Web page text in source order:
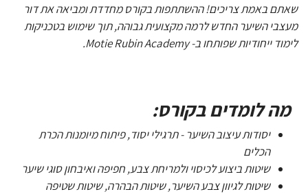
שאתם באמת צריכים! ההשתתפות בקורס מחדדת ומביאה את דור
מעצבי השיער החדש לרמה מקצועית גבוהה, תוך שימוש בטכניקות
לימוד ייחודיות שפותחו ב- Motie Rubin Academy.
מה לומדים בקורס:
יסודות עיצוב השיער - תרגילי יסוד, פיתוח מיומנות הכרת
הכלים
שיטות ביצוע לכיסוי ולמריחת צבע, חפיפה ואיבחון סוגי שיער
שיטות לגיוון צבע השיער, שיטות הבהרה, שיטות שטיפה